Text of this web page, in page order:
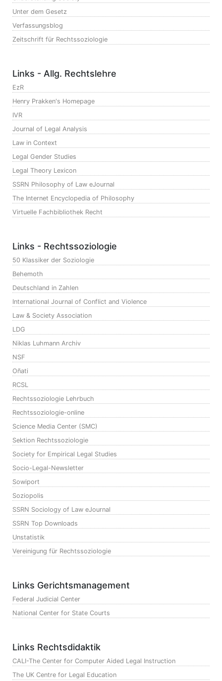
Unter dem Gesetz
Verfassungsblog
Zeitschrift für Rechtssoziologie
Links - Allg. Rechtslehre
EzR
Henry Prakken's Homepage
IVR
Journal of Legal Analysis
Law in Context
Legal Gender Studies
Legal Theory Lexicon
SSRN Philosophy of Law eJournal
The Internet Encyclopedia of Philosophy
Virtuelle Fachbibliothek Recht
Links - Rechtssoziologie
50 Klassiker der Soziologie
Behemoth
Deutschland in Zahlen
International Journal of Conflict and Violence
Law & Society Association
LDG
Niklas Luhmann Archiv
NSF
Oñati
RCSL
Rechtssoziologie Lehrbuch
Rechtssoziologie-online
Science Media Center (SMC)
Sektion Rechtssoziologie
Society for Empirical Legal Studies
Socio-Legal-Newsletter
Sowiport
Soziopolis
SSRN Sociology of Law eJournal
SSRN Top Downloads
Unstatistik
Vereinigung für Rechtssoziologie
Links Gerichtsmanagement
Federal Judicial Center
National Center for State Courts
Links Rechtsdidaktik
CALI-The Center for Computer Aided Legal Instruction
The UK Centre for Legal Education